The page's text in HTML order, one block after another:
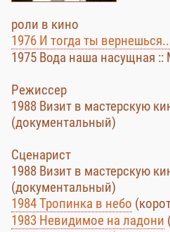
роли в кино
1976 И тогда ты
1975 Вода наша насущная ::
Режиссер
1988 Визит в мастерскую
(документальный)
Сценарист
1988 Визит в мастерскую
(документальный)
1984 Тропинка в небо
1983 Невидимое на ладони